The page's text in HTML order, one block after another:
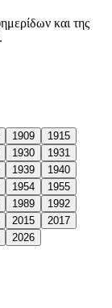
και της
1909
1915
1930
1931
1939
1940
1954
1955
1989
1992
2015
2017
2026